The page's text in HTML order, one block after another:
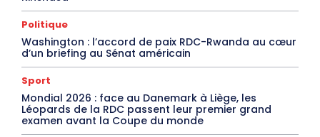
Politique
Washington : l’accord de paix RDC-Rwanda au cœur
d’un briefing au Sénat américain
Sport
Mondial 2026 : face au Danemark à Liège, les
Léopards de la RDC passent leur premier grand
examen avant la Coupe du monde